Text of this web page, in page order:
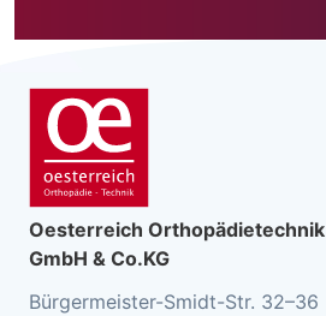
Oesterreich Orthopädietechnik
GmbH & Co.KG
Bürgermeister-Smidt-Str. 32–36